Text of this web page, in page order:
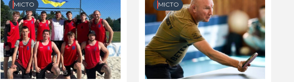
МІСТО МІСТО